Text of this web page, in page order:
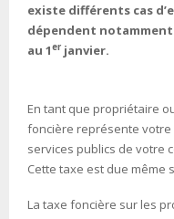
existe différents cas
dépendent notamment
au 1er janvier.
En tant que propriétaire
foncière représente
services publics de votre
Cette taxe est due même
La taxe foncière sur les